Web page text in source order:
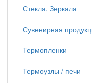
Стекла, Зеркала
Сувенирная
Термопленки
Термоузлы / печи